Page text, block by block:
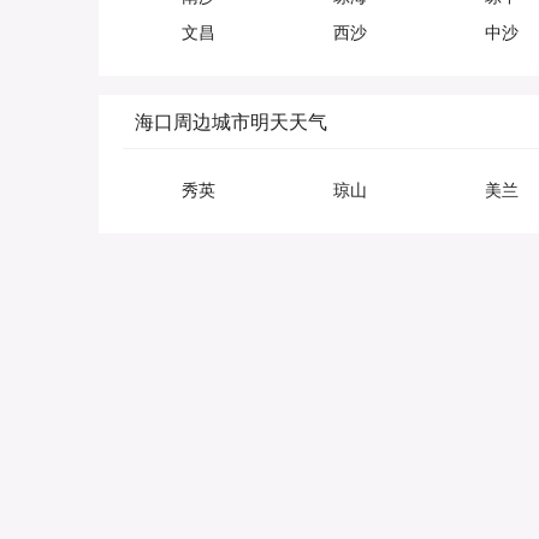
文昌
西沙 中沙
海口周边城市明天天气
秀英 琼山 美兰